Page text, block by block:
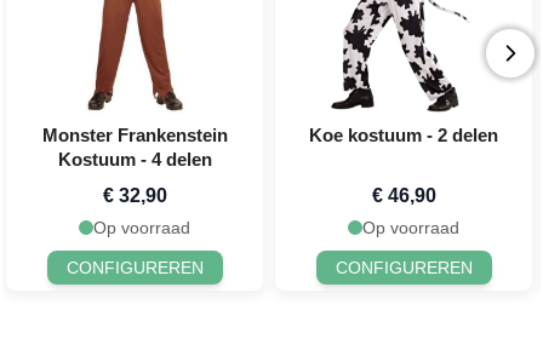
Monster Frankenstein
Kostuum - 4 delen
€ 32,90
Op voorraad
CONFIGUREREN
Koe kostuum - 2 delen
€ 46,90
Op voorraad
CONFIGUREREN